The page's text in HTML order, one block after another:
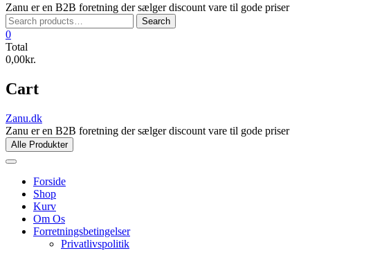
Zanu er en B2B foretning der sælger discount vare til gode priser
Search
for:
Search
0
Total
0,00kr.
Cart
Zanu.dk
Zanu er en B2B foretning der sælger discount vare til gode priser
Alle Produkter
Forside
Shop
Kurv
Om Os
Forretningsbetingelser
Privatlivspolitik